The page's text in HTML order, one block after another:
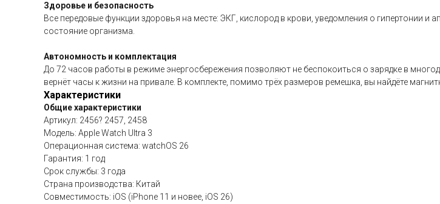
Здоровье и безопасность
Все передовые функции здоровья на месте: ЭКГ, кислород в крови, уведомления о гипертонии
состояние организма.
Автономность и комплектация
До 72 часов работы в режиме энергосбережения позволяют не беспокоиться о зарядке в
вернёт часы к жизни на привале. В комплекте, помимо трёх размеров ремешка, вы найдёте
Характеристики
Общие характеристики
Артикул: 2456? 2457, 2458
Модель: Apple Watch Ultra 3
Операционная система: watchOS 26
Гарантия: 1 год
Срок службы: 3 года
Страна производства: Китай
Совместимость: iOS (iPhone 11 и новее, iOS 26)